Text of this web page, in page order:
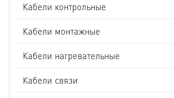
Кабели контрольные
Кабели монтажные
Кабели нагревательные
Кабели связи